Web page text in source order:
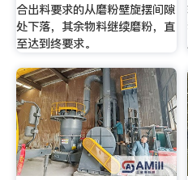
合出料要求的从磨粉壁旋摆间隙
处下落，其余物料继续磨粉，直
至达到终要求。